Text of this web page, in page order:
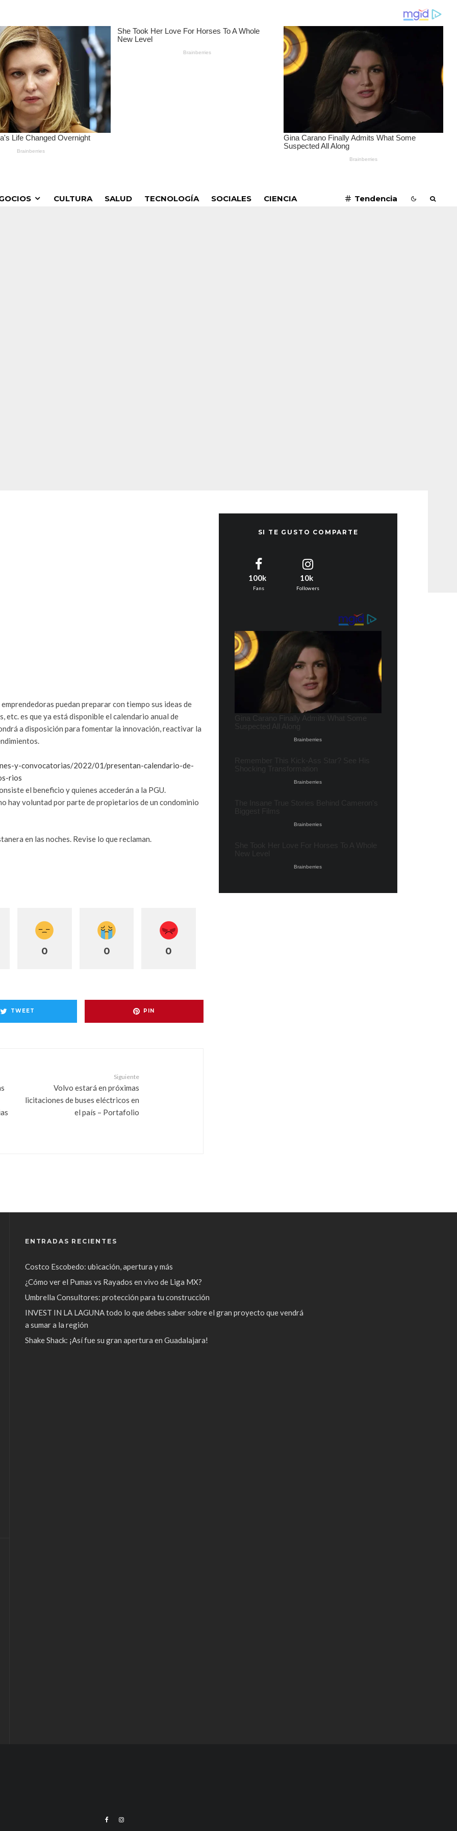
CULTURA SALUD TECNOLOGÍA SOCIALES CIENCIA Tendencia
puedan preparar con tiempo sus ideas de
es que ya está disponible el calendario anual de
a disposición para fomentar la innovación, reactivar la
y-convocatorias/2022/01/presentan-calendario-de-
rios
el beneficio y quienes accederán a la PGU.
hay voluntad por parte de propietarios de un condominio
en las noches. Revise lo que reclaman.
0 0 0
TWEET PIN
Siguiente
Volvo estará en próximas
licitaciones de buses eléctricos en
el país – Portafolio
SI TE GUSTO COMPARTE
100k
Fans
10k
Followers
ENTRADAS RECIENTES
Costco Escobedo: ubicación, apertura y más
¿Cómo ver el Pumas vs Rayados en vivo de Liga MX?
Umbrella Consultores: protección para tu construcción
INVEST IN LA LAGUNA todo lo que debes saber sobre el gran proyecto que vendrá
a sumar a la región
Shake Shack: ¡Así fue su gran apertura en Guadalajara!